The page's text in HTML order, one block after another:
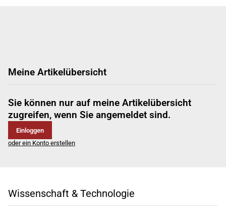
Meine Artikelübersicht
Sie können nur auf meine Artikelübersicht
zugreifen, wenn Sie angemeldet sind.
Einloggen
oder ein Konto erstellen
Wissenschaft & Technologie